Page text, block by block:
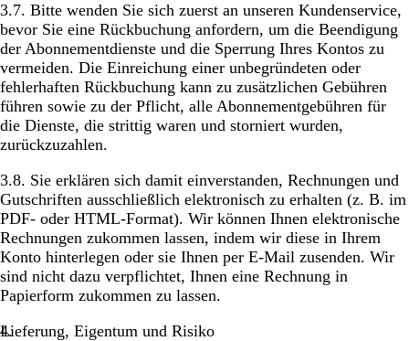
3.7. Bitte wenden Sie sich zuerst an unseren Kundenservice,
bevor Sie eine Rückbuchung anfordern, um die Beendigung
der Abonnementdienste und die Sperrung Ihres Kontos zu
vermeiden. Die Einreichung einer unbegründeten oder
fehlerhaften Rückbuchung kann zu zusätzlichen Gebühren
führen sowie zu der Pflicht, alle Abonnementgebühren für
die Dienste, die strittig waren und storniert wurden,
zurückzuzahlen.
3.8. Sie erklären sich damit einverstanden, Rechnungen und
Gutschriften ausschließlich elektronisch zu erhalten (z. B. im
PDF- oder HTML-Format). Wir können Ihnen elektronische
Rechnungen zukommen lassen, indem wir diese in Ihrem
Konto hinterlegen oder sie Ihnen per E-Mail zusenden. Wir
sind nicht dazu verpflichtet, Ihnen eine Rechnung in
Papierform zukommen zu lassen.
Lieferung, Eigentum und Risiko